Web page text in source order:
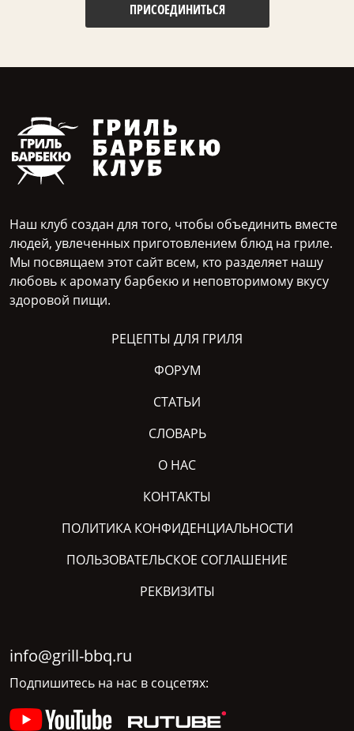
ПРИСОЕДИНИТЬСЯ
Наш клуб создан для того, чтобы объединить вместе
людей, увлеченных приготовлением блюд на гриле.
Мы посвящаем этот сайт всем, кто разделяет нашу
любовь к аромату барбекю и неповторимому вкусу
здоровой пищи.
РЕЦЕПТЫ ДЛЯ ГРИЛЯ
ФОРУМ
СТАТЬИ
СЛОВАРЬ
О НАС
КОНТАКТЫ
ПОЛИТИКА КОНФИДЕНЦИАЛЬНОСТИ
ПОЛЬЗОВАТЕЛЬСКОЕ СОГЛАШЕНИЕ
РЕКВИЗИТЫ
info@grill-bbq.ru
Подпишитесь на нас в соцсетях: